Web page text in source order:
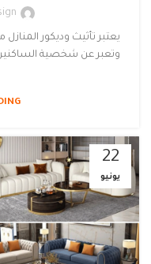
يعتبر تأثيث وديكور
وتعبر عن شخصية الساكنين.
22
يونيو